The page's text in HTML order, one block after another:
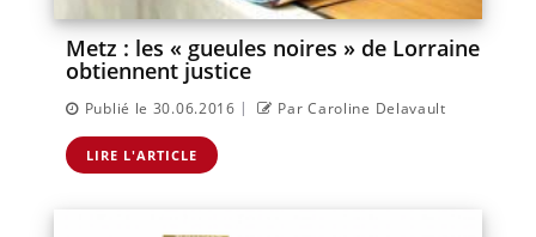
Metz : les « gueules noires » de Lorraine
obtiennent justice
Publié le 30.06.2016 | Par Caroline Delavault
LIRE L'ARTICLE